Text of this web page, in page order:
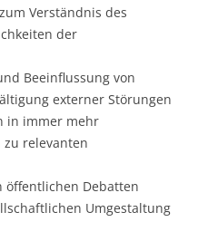
Verständnis des
der
Beeinflussung von
externer Störungen
in immer mehr
relevanten
öffentlichen Debatten
Umgestaltung